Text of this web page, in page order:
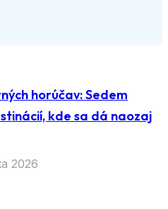
horúčav: Sedem
kde sa dá naozaj
2026